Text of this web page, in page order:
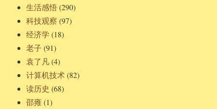
生活感悟(290)
科技观察 (97)
经济学 (18)
老子 (91)
袁了凡(4)
计算机技术(82)
读历史 (68)
邵雍 (1)